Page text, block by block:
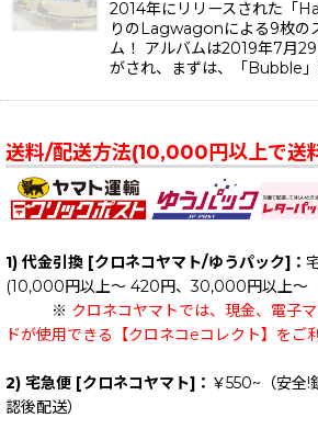
2014年にリリースされた「
りのLagwagonによる9枚の
ム！ アルバムは2019年7月
がされ、まずは、「Bubble
送料/配送方法(10,000円以上で送
1) 代金引換 [クロネコヤマト/ゆうパック]：
(10,000円以上～ 420円、30,000円以上
※ クロネコヤマトでは、現金、電子
ドが使用できる【クロネコeコレクト】をご
2) 宅急便 [クロネコヤマト]： ￥550~（安全!
認後配送）